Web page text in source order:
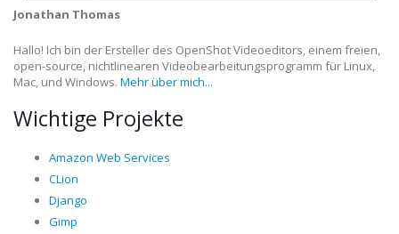
Jonathan Thomas
Hallo! Ich bin der Ersteller des OpenShot Videoeditors, einem freien,
open-source, nichtlinearen Videobearbeitungsprogramm für Linux,
Mac, und Windows. Mehr über mich...
Wichtige Projekte
Amazon Web Services
CLion
Django
Gimp